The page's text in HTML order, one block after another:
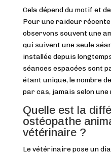
Cela dépend du motif et
Pour une raideur
observons souvent une
qui suivent une seule
installée depuis
séances espacées sont
étant unique, le nombre
par cas, jamais selon une
Quelle est la
ostéopathe
vétérinaire ?
Le vétérinaire pose un